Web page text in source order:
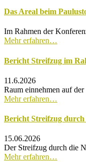
Das Areal beim
Im Rahmen der
Mehr erfahren…
Bericht Streifzug im
11.6.2026
Raum einnehmen auf
Mehr erfahren…
Bericht Streifzug durch
15.06.2026
Der Streifzug durch die
Mehr erfahren…